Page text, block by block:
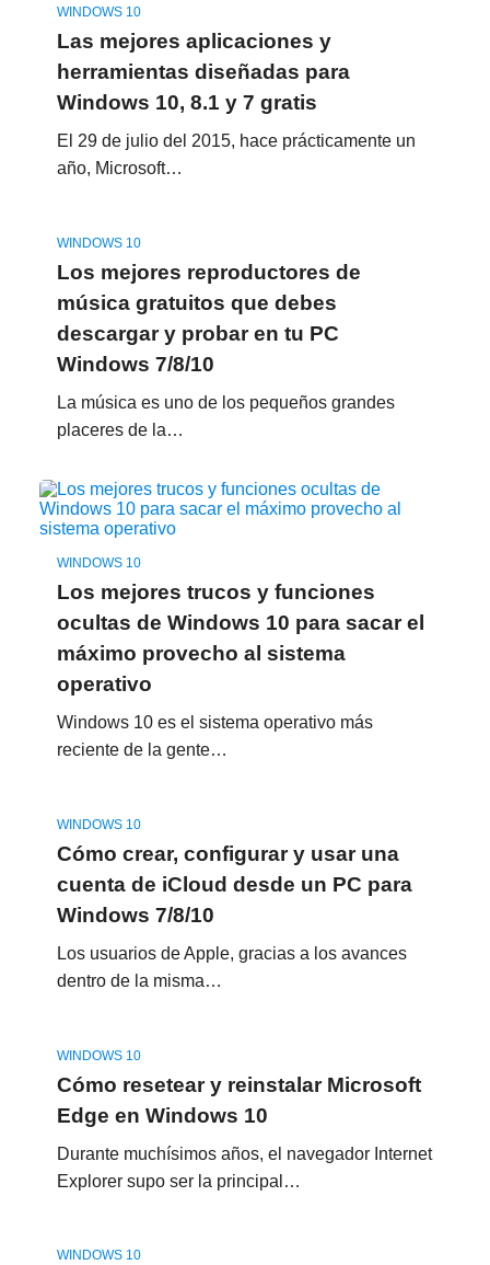
WINDOWS 10
Las mejores aplicaciones y
herramientas diseñadas para
Windows 10, 8.1 y 7 gratis
El 29 de julio del 2015, hace prácticamente un
año, Microsoft…
WINDOWS 10
Los mejores reproductores de
música gratuitos que debes
descargar y probar en tu PC
Windows 7/8/10
La música es uno de los pequeños grandes
placeres de la…
WINDOWS 10
Los mejores trucos y funciones
ocultas de Windows 10 para sacar el
máximo provecho al sistema
operativo
Windows 10 es el sistema operativo más
reciente de la gente…
WINDOWS 10
Cómo crear, configurar y usar una
cuenta de iCloud desde un PC para
Windows 7/8/10
Los usuarios de Apple, gracias a los avances
dentro de la misma…
WINDOWS 10
Cómo resetear y reinstalar Microsoft
Edge en Windows 10
Durante muchísimos años, el navegador Internet
Explorer supo ser la principal…
WINDOWS 10